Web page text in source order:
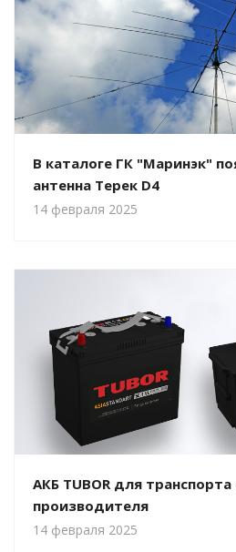
В каталоге ГК "Маринэк"
антенна Терек D4
14 февраля 2025
АКБ TUBOR для
производителя
14 февраля 2025